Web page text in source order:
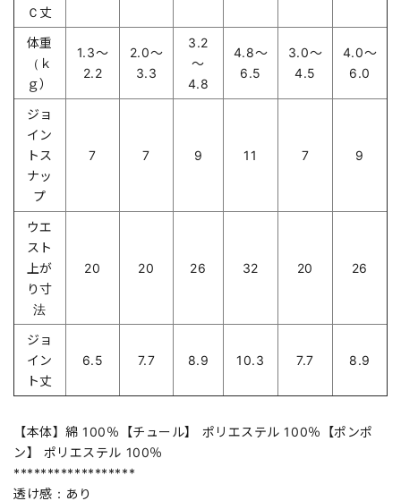
Ｃ丈
体重
（ｋ
ｇ）
1.3～
2.2
2.0～
3.3
3.2
～
4.8
4.8～
6.5
3.0～
4.5
4.0～
6.0
ジョ
イン
トス
ナッ
プ
7 7 9 11 7 9
ウエ
スト
上が
り寸
法
20 20 26 32 20 26
ジョ
イン
ト丈
6.5 7.7 8.9 10.3 7.7 8.9
【本体】綿 100％【チュール】 ポリエステル 100％【ポンポ
ン】 ポリエステル 100％
******************
透け感：あり